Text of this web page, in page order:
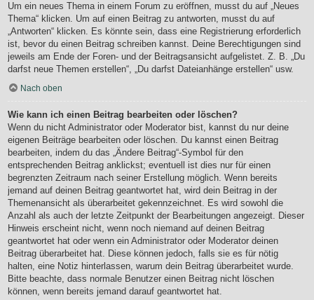
Um ein neues Thema in einem Forum zu eröffnen, musst du auf „Neues
Thema“ klicken. Um auf einen Beitrag zu antworten, musst du auf
„Antworten“ klicken. Es könnte sein, dass eine Registrierung erforderlich
ist, bevor du einen Beitrag schreiben kannst. Deine Berechtigungen sind
jeweils am Ende der Foren- und der Beitragsansicht aufgelistet. Z. B. „Du
darfst neue Themen erstellen“, „Du darfst Dateianhänge erstellen“ usw.
Nach oben
Wie kann ich einen Beitrag bearbeiten oder löschen?
Wenn du nicht Administrator oder Moderator bist, kannst du nur deine
eigenen Beiträge bearbeiten oder löschen. Du kannst einen Beitrag
bearbeiten, indem du das „Ändere Beitrag“-Symbol für den
entsprechenden Beitrag anklickst; eventuell ist dies nur für einen
begrenzten Zeitraum nach seiner Erstellung möglich. Wenn bereits
jemand auf deinen Beitrag geantwortet hat, wird dein Beitrag in der
Themenansicht als überarbeitet gekennzeichnet. Es wird sowohl die
Anzahl als auch der letzte Zeitpunkt der Bearbeitungen angezeigt. Dieser
Hinweis erscheint nicht, wenn noch niemand auf deinen Beitrag
geantwortet hat oder wenn ein Administrator oder Moderator deinen
Beitrag überarbeitet hat. Diese können jedoch, falls sie es für nötig
halten, eine Notiz hinterlassen, warum dein Beitrag überarbeitet wurde.
Bitte beachte, dass normale Benutzer einen Beitrag nicht löschen
können, wenn bereits jemand darauf geantwortet hat.